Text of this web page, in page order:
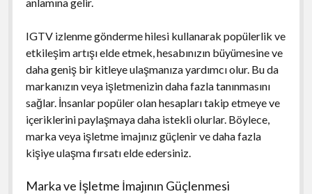
IGTV izlenme gönderme hilesi kullanarak popülerlik ve
etkileşim artışı elde etmek, hesabınızın büyümesine ve
daha geniş bir kitleye ulaşmanıza yardımcı olur. Bu da
markanızın veya işletmenizin daha fazla tanınmasını
sağlar. İnsanlar popüler olan hesapları takip etmeye ve
içeriklerini paylaşmaya daha istekli olurlar. Böylece,
marka veya işletme imajınız güçlenir ve daha fazla
kişiye ulaşma fırsatı elde edersiniz.
Marka ve İşletme İmajının Güçlenmesi